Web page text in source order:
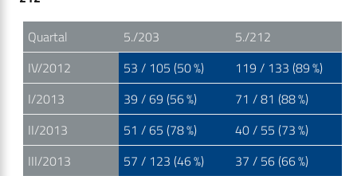
Quartal 5./203
5./212
IV/2012
53 / 105 (50 %)
119 / 133 (89 %)
I/2013
39 / 69 (56 %)
71 / 81 (88 %)
II/2013
51 / 65 (78 %)
40 / 55 (73 %)
III/2013
57 / 123 (46 %)
37 / 56 (66 %)